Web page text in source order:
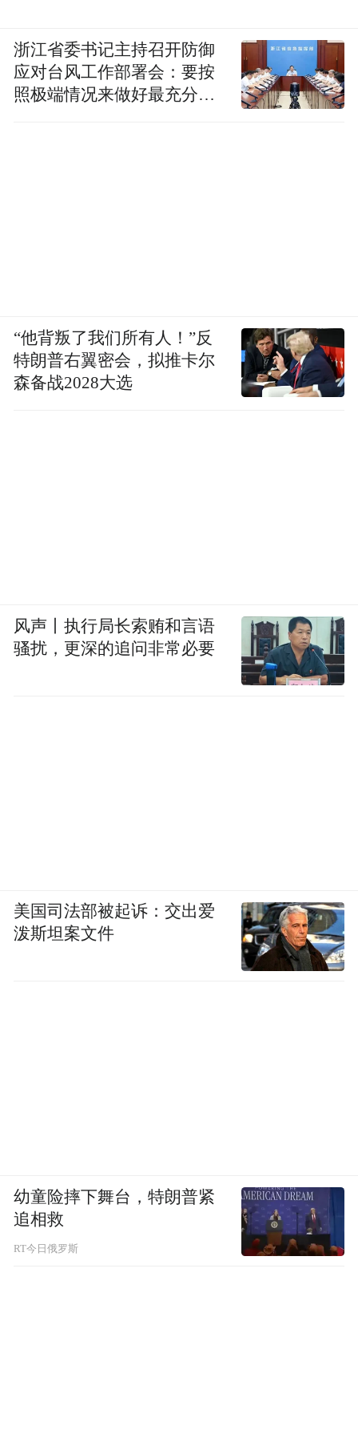
浙江省委书记主持召开防御
应对台风工作部署会：要按
照极端情况来做好最充分的
“他背叛了我们所有人！”反
特朗普右翼密会，拟推卡尔
森备战2028大选
风声丨执行局长索贿和言语
骚扰，更深的追问非常必要
美国司法部被起诉：交出爱
泼斯坦案文件
幼童险摔下舞台，特朗普紧
追相救
RT今日俄罗斯